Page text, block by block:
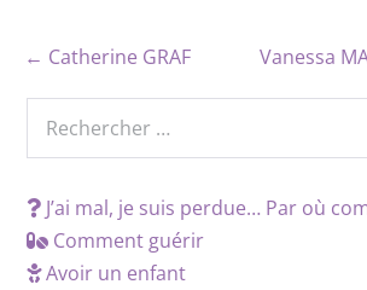
← Catherine GRAF Vanessa
J’ai mal, je suis perdue… Par où
Comment guérir
Avoir un enfant